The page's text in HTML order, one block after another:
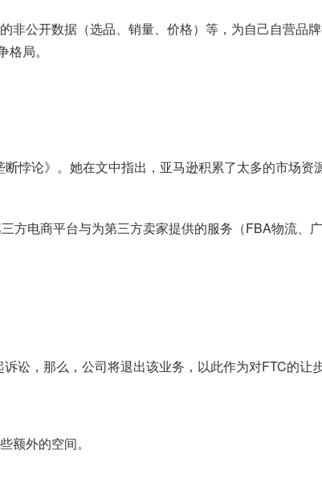
公开数据（选品、销量、价格）等，为自己自营品
局。
悖论》。她在文中指出，亚马逊积累了太多的市场资
电商平台与为第三方卖家提供的服务（FBA物流、
讼，那么，公司将退出该业务，以此作为对FTC的让步
额外的空间。